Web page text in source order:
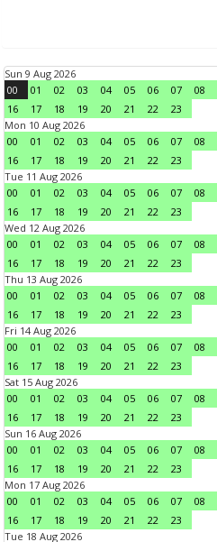
Sun 9 Aug 2026
00
01 02 03 04 05 06 07 08
16
17 18 19 20 21 22
23
Mon 10 Aug 2026
00
01 02 03 04 05 06 07 08
16
17 18 19 20 21 22
23
Tue 11 Aug 2026
00
01 02 03 04 05 06 07 08
16
17 18 19 20 21 22
23
Wed 12 Aug 2026
00
01 02 03 04 05 06 07 08
16
17 18 19 20 21 22
23
Thu 13 Aug 2026
00
01 02 03 04 05 06 07 08
16
17 18 19 20 21 22
23
Fri 14 Aug 2026
00
01 02 03 04 05 06 07 08
16
17 18 19 20 21 22
23
Sat 15 Aug 2026
00
01 02 03 04 05 06 07 08
16
17 18 19 20 21 22
23
Sun 16 Aug 2026
00
01 02 03 04 05 06 07 08
16
17 18 19 20 21 22
23
Mon 17 Aug 2026
00
01 02 03 04 05 06 07 08
16
17 18 19 20 21 22
23
Tue 18 Aug 2026